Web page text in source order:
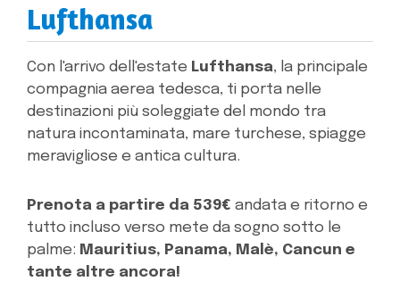
Lufthansa
Con l'arrivo dell'estate Lufthansa, la principale
compagnia aerea tedesca, ti porta nelle
destinazioni più soleggiate del mondo tra
natura incontaminata, mare turchese, spiagge
meravigliose e antica cultura.
Prenota a partire da 539€ andata e ritorno e
tutto incluso verso mete da sogno sotto le
palme: Mauritius, Panama, Malè, Cancun e
tante altre ancora!